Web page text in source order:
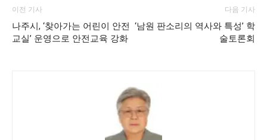
이전 기사
나주시, ‘찾아가는 어린이 안전
교실’ 운영으로 안전교육 강화
다음 기사
‘남원 판소리의 역사와 특성’ 학
술토론회